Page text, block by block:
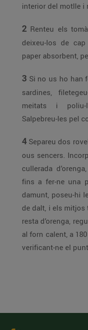
interior del motlle i
2 Renteu els
deixeu-los de
paper absorbent,
3 Si no us ho han
sardines,
meitats i poliu-
Salpebreu-les pel
4 Separeu dos
ous sencers.
cullerada
fins a fer-ne una
damunt, poseu-hi
de dalt, i els mitjos
resta d’orenga,
al forn calent, a
verificant-ne el